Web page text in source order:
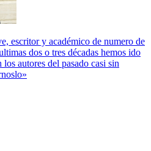
escritor y académico de numero de
dos o tres décadas hemos ido
autores del pasado casi sin